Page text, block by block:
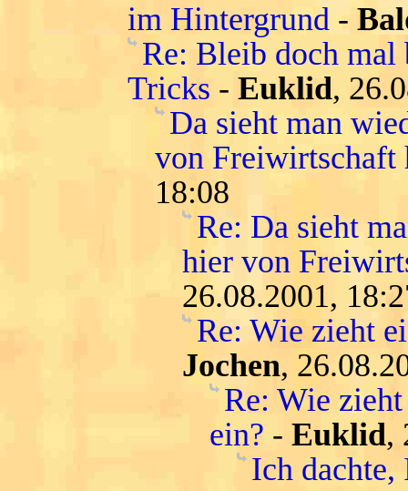
im Hintergrund -
Re: Bleib doch mal
Tricks - Euklid,
Da sieht man
von Freiwirtschaft
18:08
Re: Da sieht
hier von
26.08.2001,
Re: Wie zieht
Jochen,
Re: Wie
ein? - Euklid,
Ich dachte,